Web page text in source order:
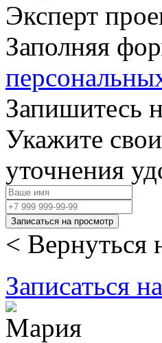
Эксперт
Заполняя
Запишитесь
Укажите
уточнения
Записаться на просмотр
< Вернуться
Записаться